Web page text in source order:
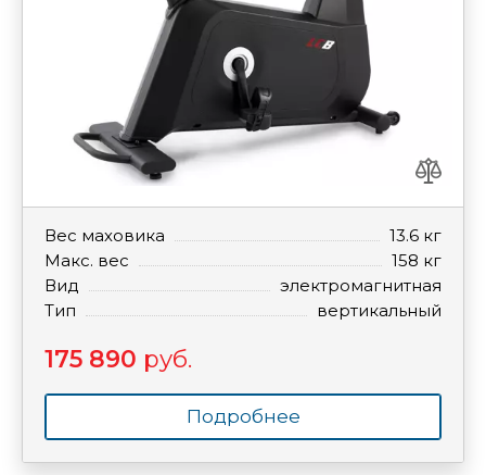
Вес маховика
13.6 кг
Макс. вес
158 кг
Вид
электромагнитная
Тип
вертикальный
175 890 руб.
Подробнее